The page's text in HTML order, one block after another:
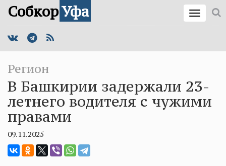
СобкорУфа
Регион
В Башкирии задержали 23-
летнего водителя с чужими
правами
09.11.2025